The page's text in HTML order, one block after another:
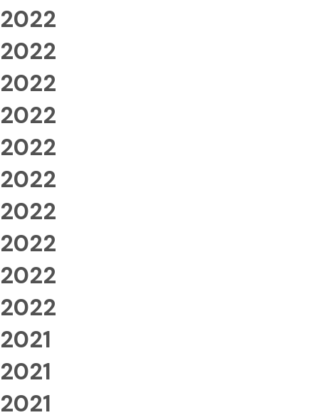
2022
2022
2022
2022
2022
2022
2022
2022
2022
2022
2021
2021
2021